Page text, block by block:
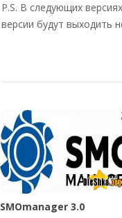
P.S. В следующих
версии будут выходить
SMOmanager 3.0